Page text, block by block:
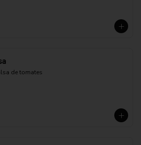
de tomates